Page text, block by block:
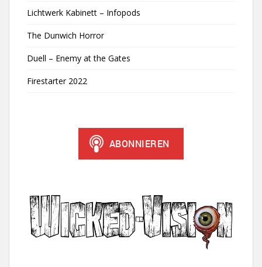
Lichtwerk Kabinett – Infopods
The Dunwich Horror
Duell – Enemy at the Gates
Firestarter 2022